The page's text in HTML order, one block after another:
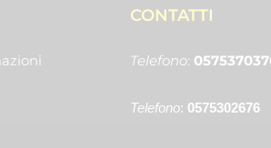
CONTATTI
Telefono:
Telefono: 0575302676